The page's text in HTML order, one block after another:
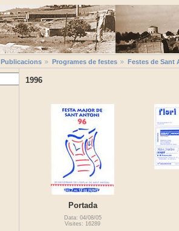
Publicacions Programes de festes Festes de Sant
1996
Portada
Data: 04/08/05
Visites: 16289